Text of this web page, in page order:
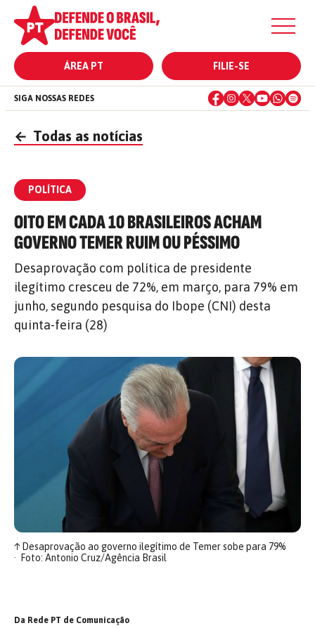
ÁREA PT FILIE-SE
SIGA NOSSAS REDES
← Todas as notícias
POLÍTICA
OITO EM CADA 10 BRASILEIROS ACHAM
GOVERNO TEMER RUIM OU PÉSSIMO
Desaprovação com política de presidente
ilegítimo cresceu de 72%, em março, para 79% em
junho, segundo pesquisa do Ibope (CNI) desta
quinta-feira (28)
↑Desaprovação ao governo ilegítimo de Temer sobe para 79%
Foto: Antonio Cruz/Agência Brasil
Da Rede PT de Comunicação